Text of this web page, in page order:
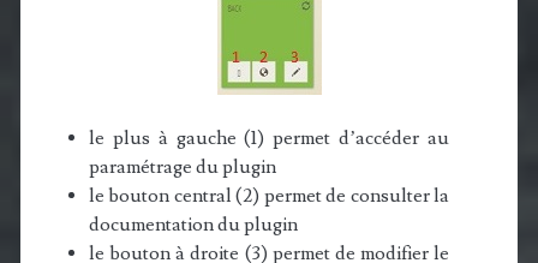
le plus à gauche (1) permet d’accéder au
paramétrage du plugin
le bouton central (2) permet de consulter la
documentation du plugin
le bouton à droite (3) permet de modifier le